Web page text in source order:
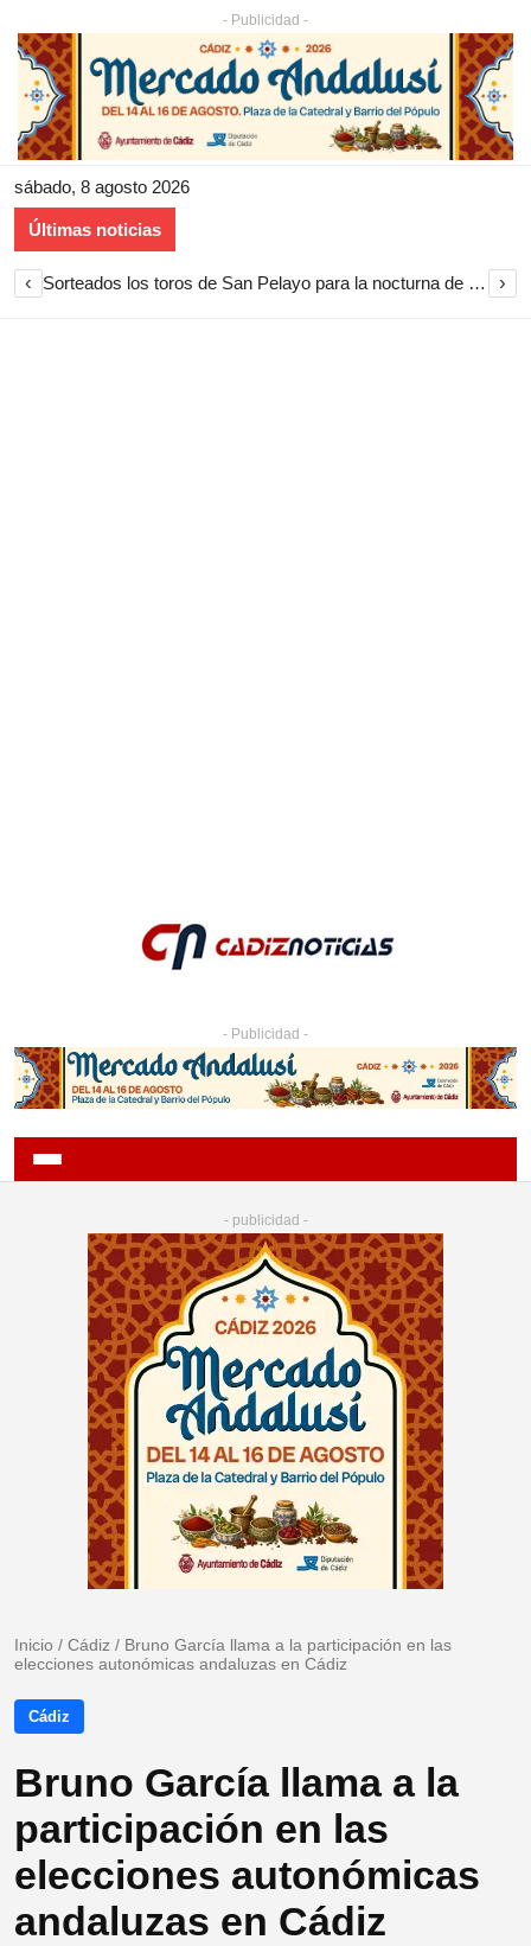
- Publicidad -
sábado, 8 agosto 2026
Últimas noticias
‹ Sorteados los toros de San Pelayo para la nocturna de rejones en El Puerto de Santa María ›
- Publicidad -
- publicidad -
Inicio / Cádiz / Bruno García llama a la participación en las
elecciones autonómicas andaluzas en Cádiz
Cádiz
Bruno García llama a la
participación en las
elecciones autonómicas
andaluzas en Cádiz